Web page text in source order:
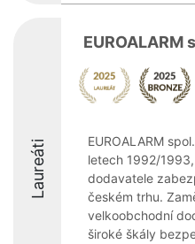
Laureáti
EUROALARM
EUROALARM
letech 1992/
dodavatele
českém trhu.
velkoobchodní
široké škály